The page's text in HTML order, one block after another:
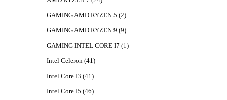
GAMING AMD RYZEN 5 22
GAMING AMD RYZEN 9 99
GAMING INTEL CORE I7
1 1
Intel Celeron 41 41
Intel Core I3 41 41
Intel Core I5 4646